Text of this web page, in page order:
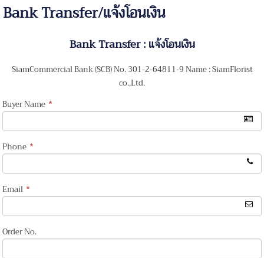
Bank Transfer/แจ้งโอนเงิน
Bank Transfer : แจ้งโอนเงิน
SiamCommercial Bank (SCB) No. 301-2-64811-9 Name : SiamFlorist
co.,Ltd.
Buyer Name *
Phone *
Email *
Order No.